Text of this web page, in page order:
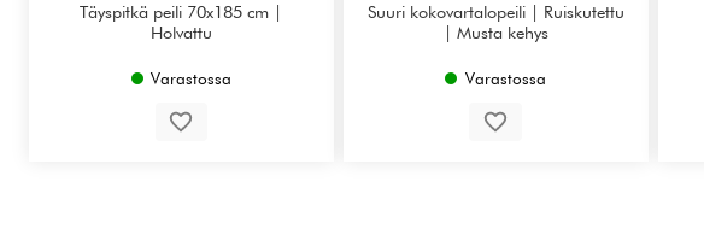
Täyspitkä peili 70x185 cm |
Holvattu
Varastossa
Suuri kokovartalopeili | Ruiskutettu
| Musta kehys
Varastossa